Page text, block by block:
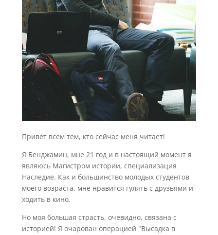
Привет всем тем, кто сейчас меня читает!
Я Бенджамин, мне 21 год и в настоящий момент я
являюсь Магистром истории, специализация
Наследие. Как и большинство молодых студентов
моего возраста, мне нравится гулять с друзьями и
ходить в кино.
Но моя большая страсть, очевидно, связана с
историей! Я очарован операцией "Высадка в